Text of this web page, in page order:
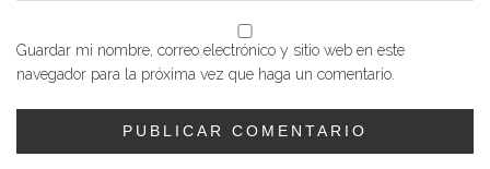
Guardar mi nombre, correo electrónico y sitio web en este
navegador para la próxima vez que haga un comentario.